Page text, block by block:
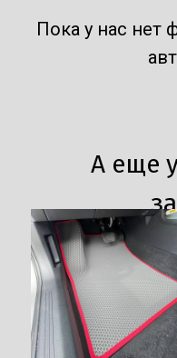
Пока у нас нет
А еще